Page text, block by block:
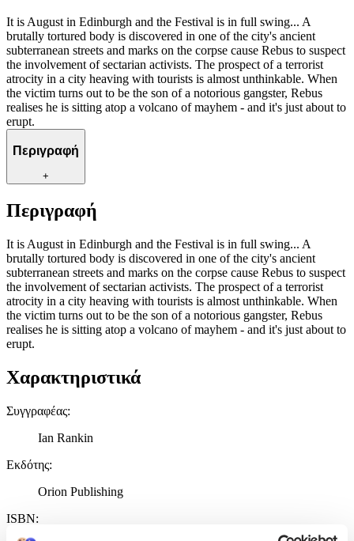
It is August in Edinburgh and the Festival is in full swing... A
brutally tortured body is discovered in one of the city's ancient
subterranean streets and marks on the corpse cause Rebus to suspect
the involvement of sectarian activists. The prospect of a terrorist
atrocity in a city heaving with tourists is almost unthinkable. When
the victim turns out to be the son of a notorious gangster, Rebus
realises he is sitting atop a volcano of mayhem - and it's just about to
erupt.
Περιγραφή
+
Περιγραφή
It is August in Edinburgh and the Festival is in full swing... A
brutally tortured body is discovered in one of the city's ancient
subterranean streets and marks on the corpse cause Rebus to suspect
the involvement of sectarian activists. The prospect of a terrorist
atrocity in a city heaving with tourists is almost unthinkable. When
the victim turns out to be the son of a notorious gangster, Rebus
realises he is sitting atop a volcano of mayhem - and it's just about to
erupt.
Χαρακτηριστικά
Συγγραφέας:
Ian Rankin
Εκδότης:
Orion Publishing
ISBN: